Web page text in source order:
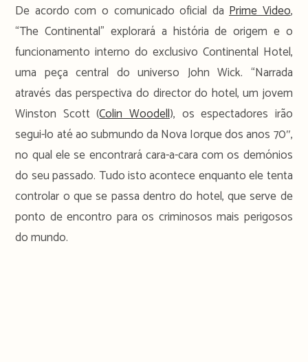
De acordo com o comunicado oficial daPrime Video,
“The Continental” explorará a história de origem e o
funcionamento interno do exclusivo Continental Hotel,
uma peça central do universo John Wick. “Narrada
através das perspectiva do director do hotel, um jovem
Winston Scott (Colin Woodell), os espectadores irão
segui-lo até ao submundo da Nova Iorque dos anos 70″,
no qual ele se encontrará cara-a-cara com os demónios
do seu passado. Tudo isto acontece enquanto ele tenta
controlar o que se passa dentro do hotel, que serve de
ponto de encontro para os criminosos mais perigosos
do mundo.